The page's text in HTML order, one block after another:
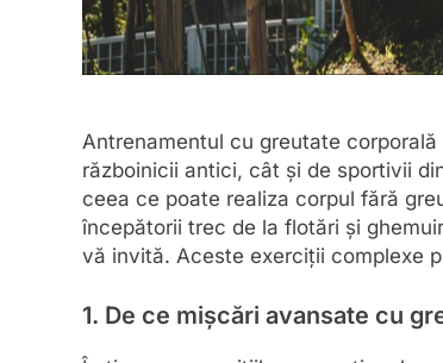
Antrenamentul cu greutate
războinicii antici, cât și de sportivii
ceea ce poate realiza corpul fără
începătorii trec de la flotări și
vă invită. Aceste exerciții complexe
1. De ce mișcări avansate cu